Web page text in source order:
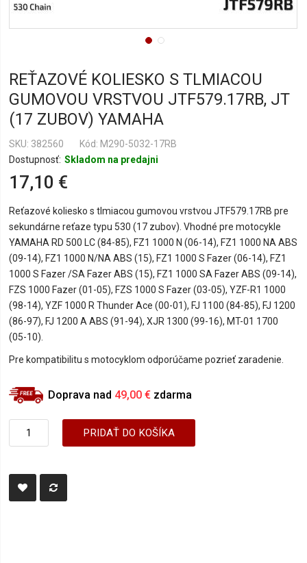
REŤAZOVÉ KOLIESKO S TLMIACOU
GUMOVOU VRSTVOU JTF579.17RB, JT
(17 ZUBOV) YAMAHA
Dostupnosť: Skladom na predajni
SKU 382560 Kód: M290-5032-17RB
17,10 €
Reťazové koliesko s tlmiacou gumovou vrstvou JTF579.17RB pre
sekundárne reťaze typu 530 (17 zubov). Vhodné pre motocykle
YAMAHA RD 500 LC (84-85), FZ1 1000 N (06-14), FZ1 1000 NA ABS
(09-14), FZ1 1000 N/NA ABS (15), FZ1 1000 S Fazer (06-14), FZ1
1000 S Fazer /SA Fazer ABS (15), FZ1 1000 SA Fazer ABS (09-14),
FZS 1000 Fazer (01-05), FZS 1000 S Fazer (03-05), YZF-R1 1000
(98-14), YZF 1000 R Thunder Ace (00-01), FJ 1100 (84-85), FJ 1200
(86-97), FJ 1200 A ABS (91-94), XJR 1300 (99-16), MT-01 1700
(05-10).
Pre kompatibilitu s motocyklom odporúčame pozrieť zaradenie.
Doprava nad 49,00 € zdarma
PRIDAŤ DO KOŠÍKA